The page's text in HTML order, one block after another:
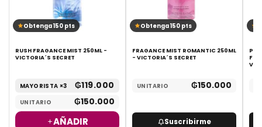
Obtenga 150 pts
RUSH FRAGANCE MIST 250ML -
VICTORIA´S SECRET
MAYORISTA ×3 ₲119.000
UNITARIO ₲150.000
AÑADIR
Obtenga 150 pts
FRAGANCE MIST ROMANTIC 250ML
- VICTORIA´S SECRET
UNITARIO ₲150.000
Suscribirme